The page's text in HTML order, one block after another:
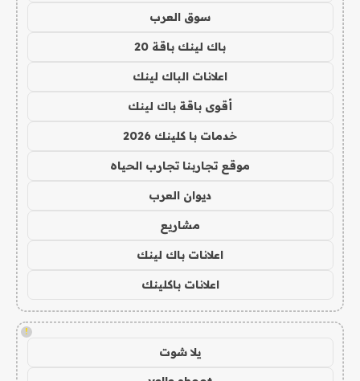
سوق العرب
باك لينك باقة 20
اعلانات الباك لينك
أقوى باقة باك لينك
خدمات با كلينك 2026
موقع تجاربنا تجارب الحياه
ديوان العرب
مشاريع
اعلانات باك لينك
اعلانات باكلينك
!
يلا شوت